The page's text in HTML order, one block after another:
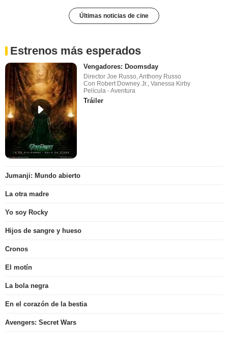
Últimas noticias de cine
Estrenos más esperados
Vengadores: Doomsday
Director Joe Russo, Anthony Russo
Con Robert Downey Jr., Vanessa Kirby
Película - Aventura
Tráiler
Jumanji: Mundo abierto
La otra madre
Yo soy Rocky
Hijos de sangre y hueso
Cronos
El motín
La bola negra
En el corazón de la bestia
Avengers: Secret Wars